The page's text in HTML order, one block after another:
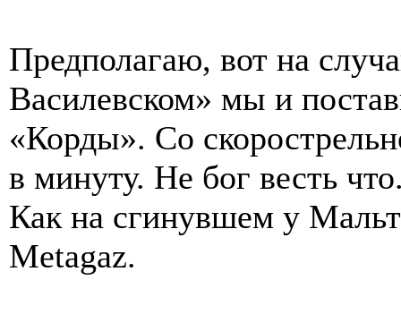
Предполагаю, вот на
Василевском» мы и
«Корды». Со
в минуту. Не бог весть
Как на сгинувшем у
Metagaz.